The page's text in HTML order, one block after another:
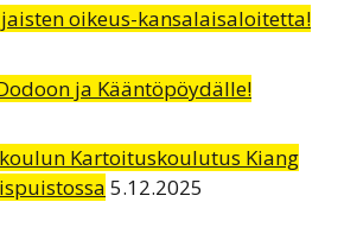
oikeus-kansalaisaloitetta!
ja Kääntöpöydälle!
Kartoituskoulutus Kiang
5.12.2025